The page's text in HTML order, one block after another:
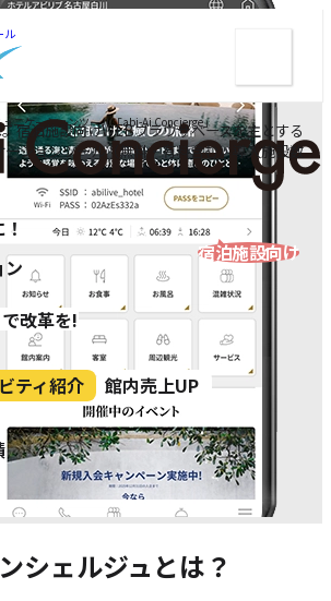
ル
ー
ニケーションツール「abi-Ai Concierge」
！
宿泊施設向け
改革を!
ティ紹介 館内売上UP
宿泊施設向けWEBブラウザベースを主とする
ションツール（無料・有料含む）導入施設数
シェルジュとは？